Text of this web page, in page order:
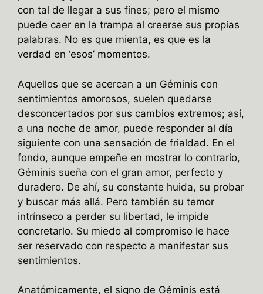
con tal de llegar a sus fines; pero el mismo
puede caer en la trampa al creerse sus propias
palabras. No es que mienta, es que es la
verdad en ‘esos’ momentos.
Aquellos que se acercan a un Géminis con
sentimientos amorosos, suelen quedarse
desconcertados por sus cambios extremos; así,
a una noche de amor, puede responder al día
siguiente con una sensación de frialdad. En el
fondo, aunque empeñe en mostrar lo contrario,
Géminis sueña con el gran amor, perfecto y
duradero. De ahí, su constante huida, su probar
y buscar más allá. Pero también su temor
intrínseco a perder su libertad, le impide
concretarlo. Su miedo al compromiso le hace
ser reservado con respecto a manifestar sus
sentimientos.
Anatómicamente, el signo de Géminis está